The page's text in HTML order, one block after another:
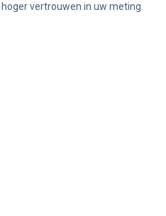
vertrouwen in uw meting.